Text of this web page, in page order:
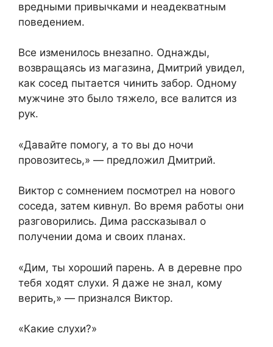
вредными привычками и неадекватным
поведением.
Все изменилось внезапно. Однажды,
возвращаясь из магазина, Дмитрий увидел,
как сосед пытается чинить забор. Одному
мужчине это было тяжело, все валится из
рук.
«Давайте помогу, а то вы до ночи
провозитесь,» — предложил Дмитрий.
Виктор с сомнением посмотрел на нового
соседа, затем кивнул. Во время работы они
разговорились. Дима рассказывал о
получении дома и своих планах.
«Дим, ты хороший парень. А в деревне про
тебя ходят слухи. Я даже не знал, кому
верить,» — признался Виктор.
«Какие слухи?»